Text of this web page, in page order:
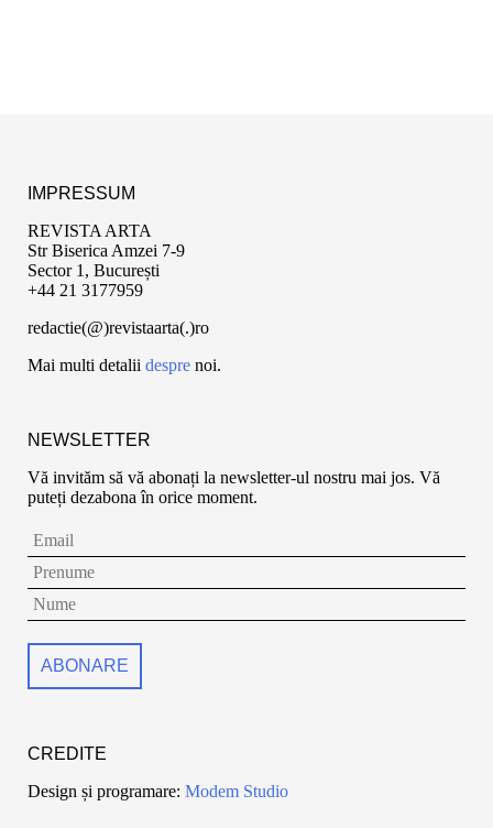
IMPRESSUM
REVISTA ARTA
Str Biserica Amzei 7-9
Sector 1, București
+44 21 3177959
redactie(@)revistaarta(.)ro
Mai multi detalii despre noi.
NEWSLETTER
Vă invităm să vă abonați la newsletter-ul nostru mai jos. Vă
puteți dezabona în orice moment.
CREDITE
Design și programare: Modem Studio